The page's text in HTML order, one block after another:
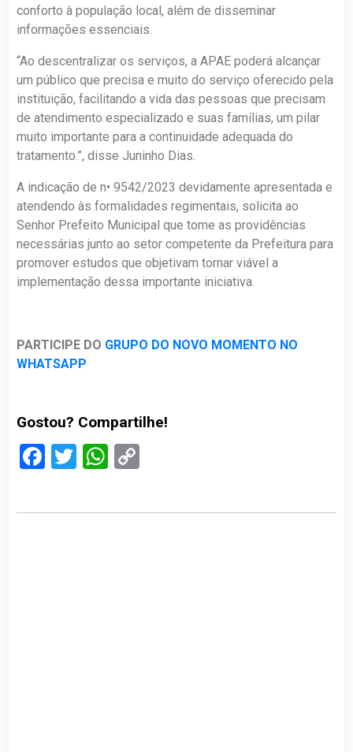
conforto à população local, além de disseminar
informações essenciais.
“Ao descentralizar os serviços, a APAE poderá alcançar
um público que precisa e muito do serviço oferecido pela
instituição, facilitando a vida das pessoas que precisam
de atendimento especializado e suas famílias, um pilar
muito importante para a continuidade adequada do
tratamento.”, disse Juninho Dias.
A indicação de n• 9542/2023 devidamente apresentada e
atendendo às formalidades regimentais, solicita ao
Senhor Prefeito Municipal que tome as providências
necessárias junto ao setor competente da Prefeitura para
promover estudos que objetivam tornar viável a
implementação dessa importante iniciativa.
PARTICIPE DO GRUPO DO NOVO MOMENTO NO
WHATSAPP
Gostou? Compartilhe!
Facebook
TwitterWhatsApp